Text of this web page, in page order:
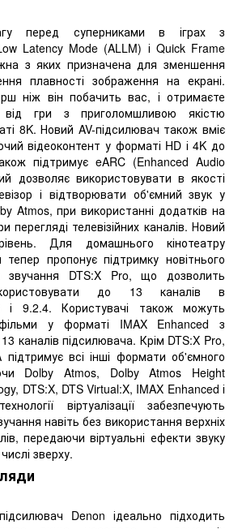
перед суперниками в іграх з
Latency Mode (ALLM) і Quick Frame
з яких призначена для зменшення
плавності зображення на екрані.
ніж він побачить вас, і отримаєте
від гри з приголомшливою якістю
8K. Новий AV-підсилювач також вміє
відеоконтент у форматі HD і 4K до
підтримує eARC (Enhanced Audio
дозволяє використовувати в якості
і відтворювати об'ємний звук у
Atmos, при використанні додатків на
перегляді телевізійних каналів. Новий
Для домашнього кінотеатру
пропонує підтримку новітнього
звучання DTS:X Pro, що дозволить
до 13 каналів в
і 9.2.4. Користувачі також можуть
фільми у форматі IMAX Enhanced з
каналів підсилювача. Крім DTS:X Pro,
підтримує всі інші формати об'ємного
Dolby Atmos, Dolby Atmos Height
DTS:X, DTS Virtual:X, IMAX Enhanced і
віртуалізації забезпечують
навіть без використання верхніх
передаючи віртуальні ефекти звуку
зверху.
Denon ідеально підходить